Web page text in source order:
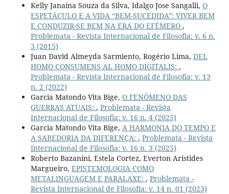
Kelly Janaína Souza da Silva, Idalgo Jose Sangalli, O
ESPETÁCULO E A VIDA “BEM-SUCEDIDA”: VIVER BEM
E CONDUZIR-SE BEM NA ERA DO EFÊMERO ,
Problemata - Revista Internacional de Filosofia: v. 6 n.
3 (2015)
Juan David Almeyda Sarmiento, Rogério Lima, DEL
HOMO CONSUMENS AL HOMO DIGITALIS: ,
Problemata - Revista Internacional de Filosofia: v. 13
n. 2 (2022)
Garcia Matondo Vita Bige, O FENÔMENO DAS
GUERRAS ATUAIS: , Problemata - Revista
Internacional de Filosofia: v. 16 n. 4 (2025)
Garcia Matondo Vita Bige, A HARMONIA DO TEMPO E
A SABEDORIA DA DIFERENÇA: , Problemata - Revista
Internacional de Filosofia: v. 16 n. 3 (2025)
Roberto Bazanini, Estela Cortez, Everton Aristides
Margueiro, EPISTEMOLOGIA COMO
METALINGUAGEM E PARALAXE: , Problemata -
Revista Internacional de Filosofia: v. 14 n. 01 (2023)